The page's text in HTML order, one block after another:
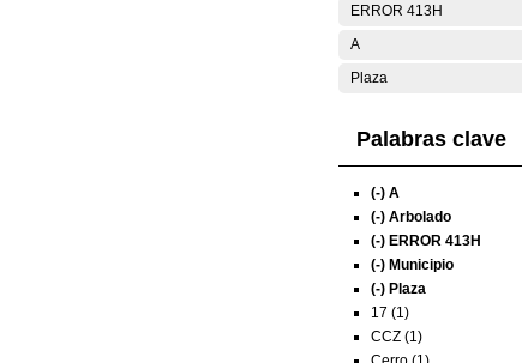
ERROR 413H
A
Plaza
Palabras clave
(-) A
(-) Arbolado
(-) ERROR 413H
(-) Municipio
(-) Plaza
17 (1)
CCZ (1)